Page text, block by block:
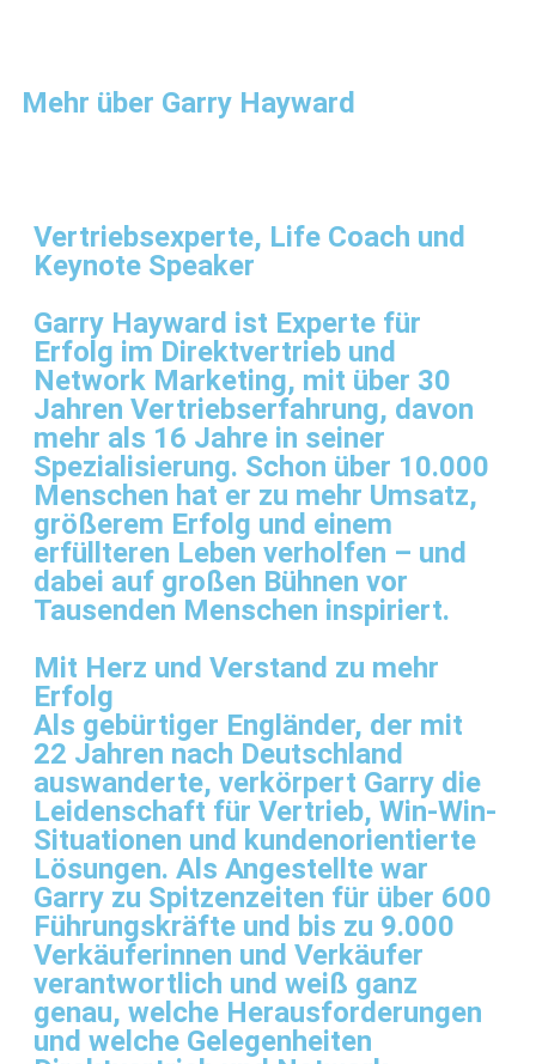
Mehr über Garry Hayward
Vertriebsexperte, Life Coach und
Keynote Speaker
Garry Hayward ist Experte für
Erfolg im Direktvertrieb und
Network Marketing, mit über 30
Jahren Vertriebserfahrung, davon
mehr als 16 Jahre in seiner
Spezialisierung. Schon über 10.000
Menschen hat er zu mehr Umsatz,
größerem Erfolg und einem
erfüllteren Leben verholfen – und
dabei auf großen Bühnen vor
Tausenden Menschen inspiriert.
Mit Herz und Verstand zu mehr
Erfolg
Als gebürtiger Engländer, der mit
22 Jahren nach Deutschland
auswanderte, verkörpert Garry die
Leidenschaft für Vertrieb, Win-Win-
Situationen und kundenorientierte
Lösungen. Als Angestellte war
Garry zu Spitzenzeiten für über 600
Führungskräfte und bis zu 9.000
Verkäuferinnen und Verkäufer
verantwortlich und weiß ganz
genau, welche Herausforderungen
und welche Gelegenheiten